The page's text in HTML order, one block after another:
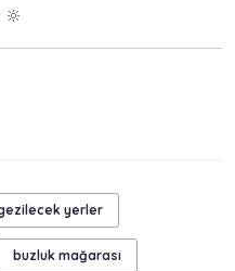
yerler
buzluk mağarası